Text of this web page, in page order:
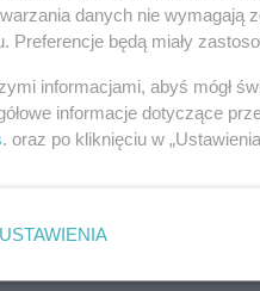
w tym
na charakter tego
na razie
mówimłodszy aspirant
Policji w
danych nie
Preferencje będą miały
informacjami, abyś mógł
informacje dotyczące
. oraz po kliknięciu w
USTAWIENIA